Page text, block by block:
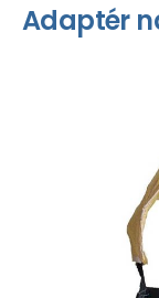
Adaptér